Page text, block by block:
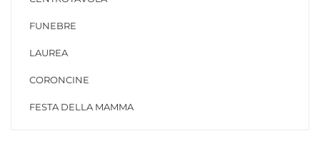
FUNEBRE
LAUREA
CORONCINE
FESTA DELLA MAMMA